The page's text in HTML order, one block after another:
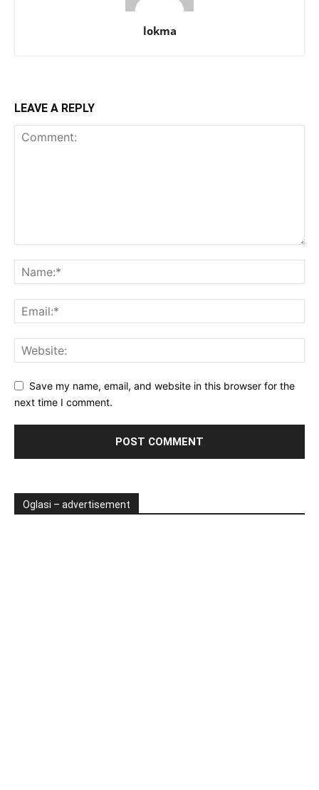
lokma
LEAVE A REPLY
Save my name, email, and website in this browser for the
next time I comment.
Oglasi – advertisement